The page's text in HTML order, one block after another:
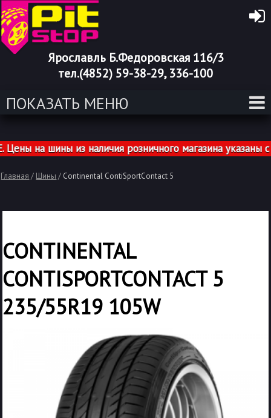
Ярославль Б.Федоровская 116/3
тел.(4852) 59-38-29, 336-100
ПОКАЗАТЬ МЕНЮ
на шины из наличия розничного магазина указаны с
Главная / Шины / Continental ContiSportContact 5
CONTINENTAL
CONTISPORTCONTACT 5
235/55R19 105W